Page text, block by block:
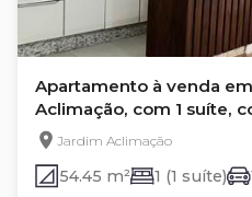
Apartamento à venda
Aclimação, com 1 suíte,
PALACE
Jardim Aclimação
54.45 m² 1 (1 suíte)